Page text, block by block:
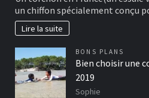
un chiffon spécialement conçu
Lire la suite
BONS PLANS
Bien choisir une
2019
Sophie